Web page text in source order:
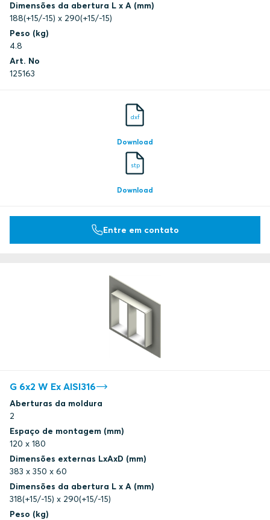
Dimensões da abertura L x A (mm)
188(+15/-15) x 290(+15/-15)
Peso (kg)
4.8
Art. No
125163
dxf
Download
stp
Download
Entre em contato
G 6x2 W Ex AISI316
Aberturas da moldura
2
Espaço de montagem (mm)
120 x 180
Dimensões externas LxAxD (mm)
383 x 350 x 60
Dimensões da abertura L x A (mm)
318(+15/-15) x 290(+15/-15)
Peso (kg)